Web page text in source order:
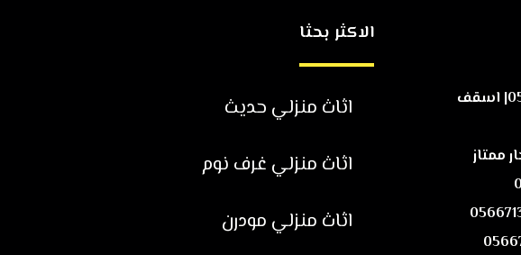
تركيب فورسيلنج في دبي |0566713352| اسقف
الاكثر بحثا
اثاث منزلي حديث
اثاث منزلي غرف نوم
اثاث منزلي مودرن